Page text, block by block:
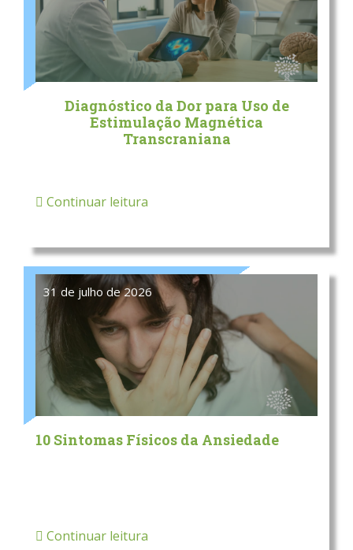
Diagnóstico da Dor para Uso de
Estimulação Magnética
Transcraniana
Continuar leitura
31 de julho de 2026
10 Sintomas Físicos da Ansiedade
Continuar leitura